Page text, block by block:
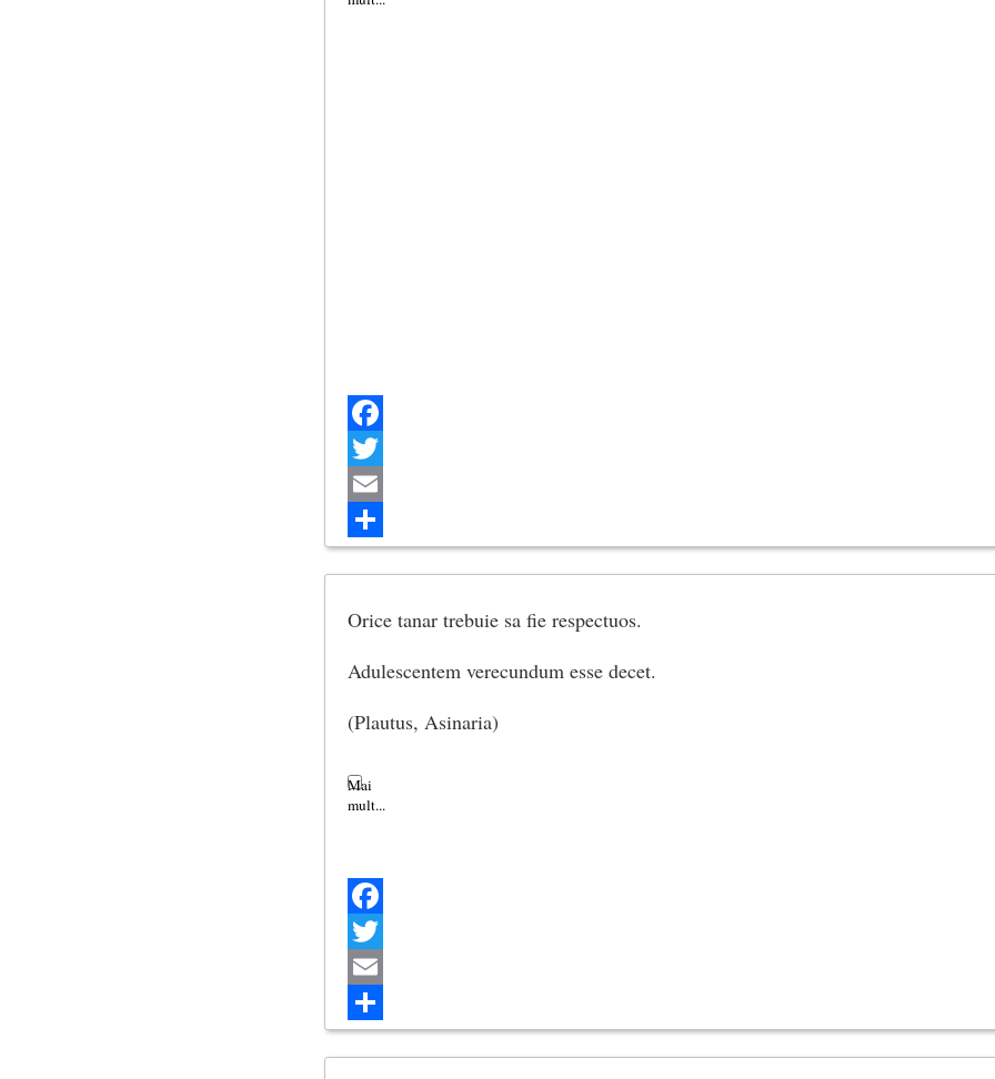
Facebook
Twitter
Email
Share
Orice tanar trebuie sa fie respectuos.
Adulescentem verecundum esse decet.
(Plautus, Asinaria)
Facebook
Twitter
Email
Share